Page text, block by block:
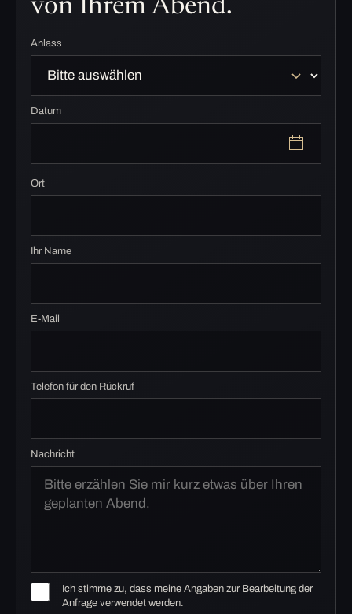
von Ihrem Abend.
Anlass
Datum
Ort
Ihr Name
E-Mail
Telefon für den Rückruf
Nachricht
Ich stimme zu, dass meine Angaben zur Bearbeitung der
Anfrage verwendet werden.